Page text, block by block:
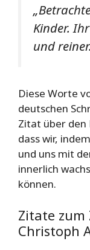
Kinder.
und
Diese Worte
deutschen
Zitat über den
dass wir,
und uns mit
innerlich
können.
Zitate zum
Christoph